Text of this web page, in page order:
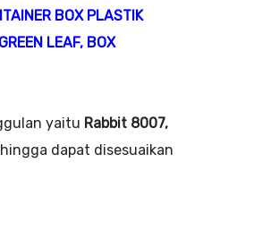
BOX PLASTIK
LEAF, BOX
yaitu Rabbit 8007,
dapat disesuaikan